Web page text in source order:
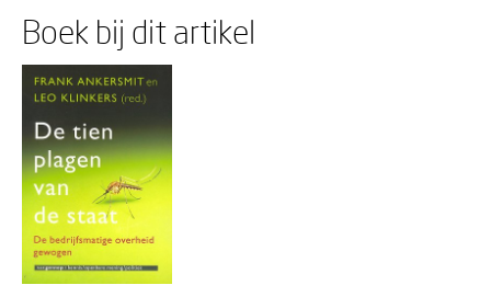
Boek bij dit artikel